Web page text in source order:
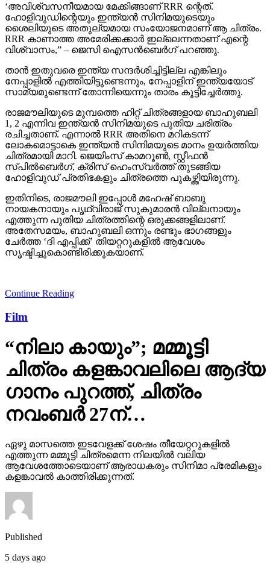
‘അവിശ്വസനീയമായ മേക്കിങ്ങാണ് RRR ന്റെത്.
ഹോളിവുഡിന്റെയും ഇന്ത്യന്‍ സിനിമയുടെയും
ശൈലിയുടെ അതുല്യമായ സംയോജനമാണ് ആ ചിത്രം.
RRR കാണാത്ത അമേരിക്കക്കാര്‍ ഇല്ലെന്നതാണ് എന്റെ
വിശ്വാസം,” – ജെസി ഐസന്‍ബെര്‍ഗ് പറഞ്ഞു.
താന്‍ ഇതുവരെ ഇന്ത്യ സന്ദര്‍ശിച്ചിട്ടില്ല എങ്കിലും
നേപ്പാളില്‍ എത്തിയിട്ടുണ്ടെന്നും, നേപ്പാളിന് ഇന്ത്യയോട്
സാമ്യമുണ്ടെന്ന് തോന്നിയെന്നും താരം കൂട്ടിച്ചേര്‍ത്തു.
രാജമൗലിയുടെ മുമ്പത്തെ ഹിറ്റ് ചിത്രങ്ങളായ ബാഹുബലി
1, 2 എന്നിവ ഇന്ത്യന്‍ സിനിമയുടെ പുതിയ ചരിത്രം
രചിച്ചതാണ്. എന്നാല്‍ RRR അതിനെ മറികടന്ന്
ലോകമൊട്ടാകെ ഇന്ത്യന്‍ സിനിമയുടെ മാനം ഉയര്‍ത്തിയ
ചിത്രമായി മാറി. ജെയിംസ് കാമറൂണ്‍, സ്റ്റീഫന്‍
സ്പില്‍ബെര്‍ഗ്, ക്രിസ് ഹെംസ്വര്‍ത്ത് തുടങ്ങിയ
ഹോളിവുഡ് പ്രതിഭകളും ചിത്രത്തെ പുകഴ്ത്തിയിരുന്നു.
ഇതിനിടെ, രാജമൗലി ഇപ്പോള്‍ മഹേഷ് ബാബു
നായകനായും പൃഥ്വിരാജ് സുകുമാരന്‍ വില്ലനായും
എത്തുന്ന പുതിയ ചിത്രത്തിന്റെ ഒരുക്കങ്ങളിലാണ്.
അതേസമയം, ബാഹുബലി ഒന്നും രണ്ടും ഭാഗങ്ങളും
ചേര്‍ത്ത ‘ദി എപ്പിക്ക്’ തിയറ്ററുകളില്‍ ആവേശം
സൃഷ്ടിച്ചുകൊണ്ടിരിക്കുകയാണ്.
Continue Reading
Film
“നിലാ കായും”; മമ്മൂട്ടി
ചിത്രം കളങ്കാവലിലെ ആദ്യ
ഗാനം പുറത്ത്, ചിത്രം
നവംബർ 27ന്…
ഏഴു മാസത്തെ ഇടവേളക്ക് ശേഷം തീയേറ്ററുകളിൽ
എത്തുന്ന മമ്മൂട്ടി ചിത്രമെന്ന നിലയിൽ വലിയ
ആവേശത്തോടെയാണ് ആരാധകരും സിനിമാ പ്രേമികളും
കളങ്കാവൽ കാത്തിരിക്കുന്നത്.
Published
5 days ago